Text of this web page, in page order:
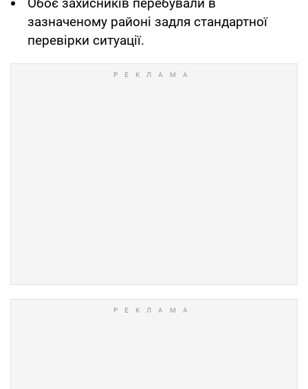
зазначеному районі задля стандартної
перевірки ситуації.